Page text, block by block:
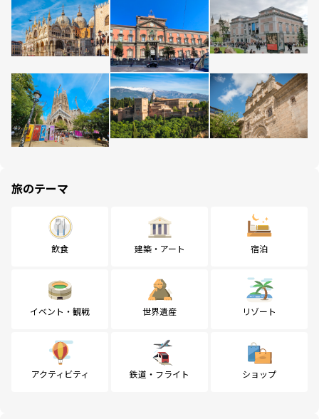
旅のテーマ
飲食 建築・アート 宿泊
イベント・観戦 世界遺産 リゾート
アクティビティ 鉄道・フライト ショップ